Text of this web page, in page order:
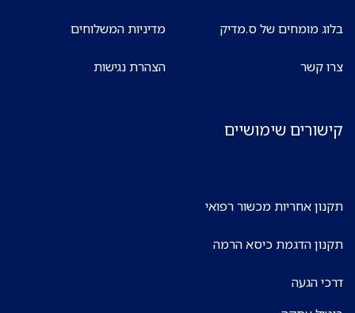
בלוג מומחים של ס.מדיק
צרו קשר
מדיניות המשלוחים
הצהרת נגישות
קישורים שימושיים
תקנון אחריות מכשור רפואי
תקנון הדגמת כיסא הרמה
דרכי הגעה